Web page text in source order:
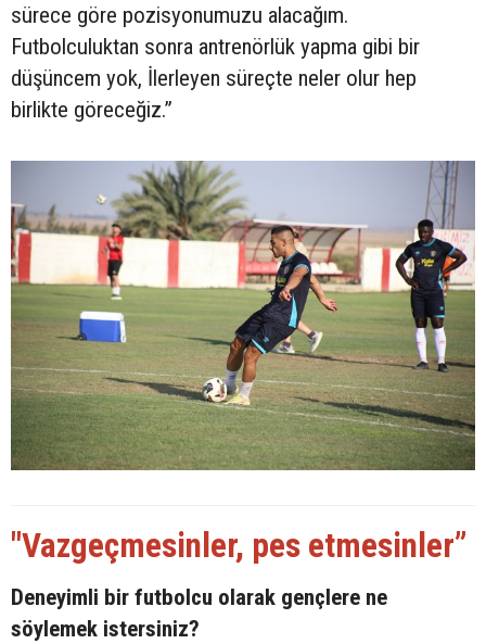
sürece göre pozisyonumuzu alacağım.
Futbolculuktan sonra antrenörlük yapma gibi bir
düşüncem yok, İlerleyen süreçte neler olur hep
birlikte göreceğiz.”
"Vazgeçmesinler, pes etmesinler”
Deneyimli bir futbolcu olarak gençlere ne
söylemek istersiniz?